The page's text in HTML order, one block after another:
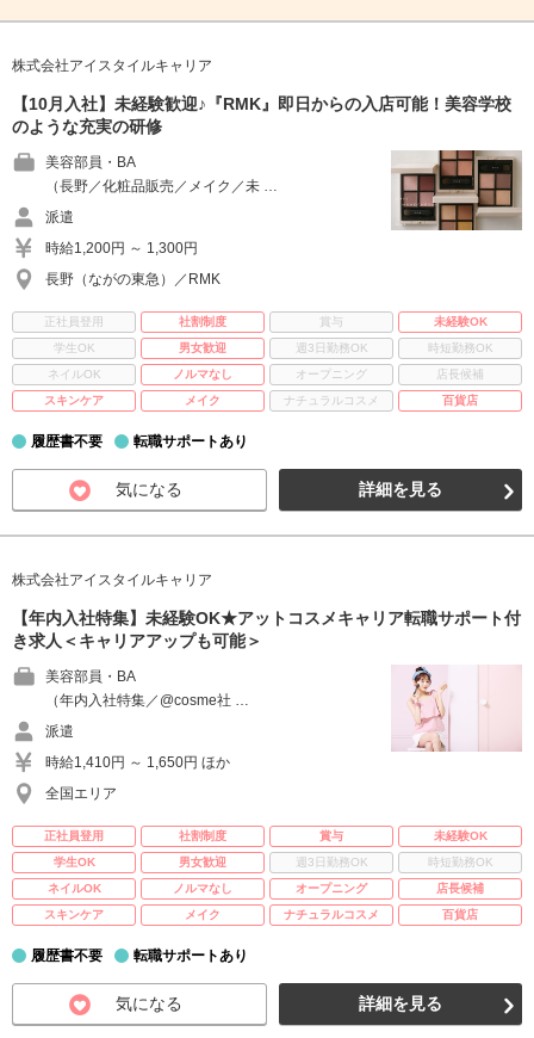
株式会社アイスタイルキャリア
【10月入社】未経験歓迎♪『RMK』即日からの入店可能！美容学校
のような充実の研修
美容部員・BA
（長野／化粧品販売／メイク／未 …
派遣
時給1,200円 ～ 1,300円
長野（ながの東急）／RMK
正社員登用 社割制度 賞与
未経験OK
学生OK
男女歓迎 週3日勤務OK
時短勤務OK
ネイルOK
ノルマなし オープニング
店長候補
スキンケア
メイク ナチュラルコスメ 百貨店
履歴書不要 転職サポートあり
気になる 詳細を見る
株式会社アイスタイルキャリア
【年内入社特集】未経験OK★アットコスメキャリア転職サポート付
き求人＜キャリアアップも可能＞
美容部員・BA
（年内入社特集／@cosme社 …
派遣
時給1,410円 ～ 1,650円 ほか
全国エリア
正社員登用 社割制度 賞与
未経験OK
学生OK
男女歓迎 週3日勤務OK
時短勤務OK
ネイルOK
ノルマなし オープニング
店長候補
スキンケア
メイク ナチュラルコスメ 百貨店
履歴書不要 転職サポートあり
気になる 詳細を見る